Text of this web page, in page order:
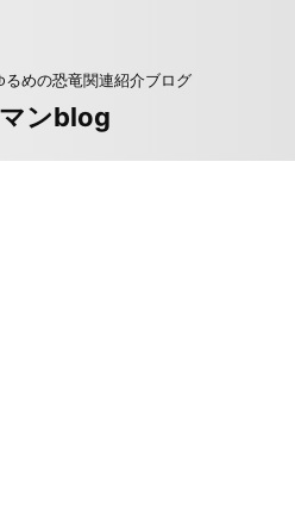
めの恐竜関連紹介ブログ
ンblog